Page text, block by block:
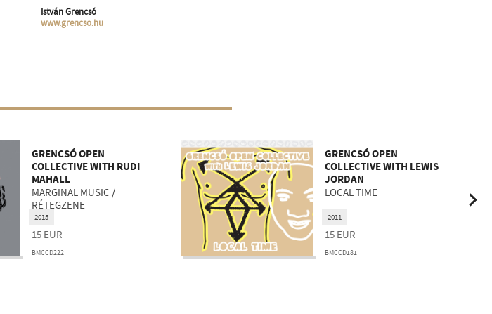
István Grencsó
www.grencso.hu
GRENCSÓ OPEN
COLLECTIVE WITH RUDI
MAHALL
MARGINAL MUSIC /
RÉTEGZENE
15 EUR
BMCCD222
2015
GRENCSÓ OPEN
COLLECTIVE WITH LEWIS
JORDAN
LOCAL TIME
15 EUR
BMCCD181
2011